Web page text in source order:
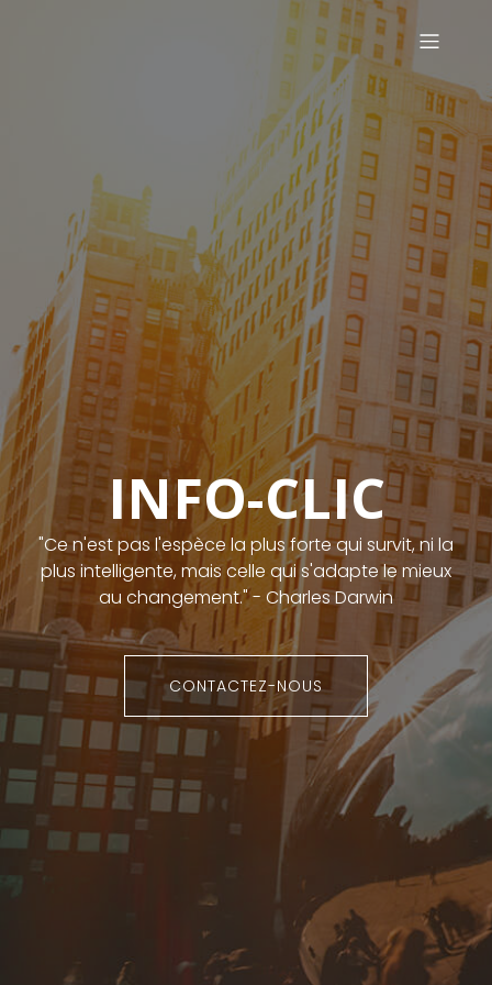
INFO-CLIC
"Ce n'est pas l'espèce la plus forte qui survit, ni la
plus intelligente, mais celle qui s'adapte le mieux
au changement." - Charles Darwin
CONTACTEZ-NOUS